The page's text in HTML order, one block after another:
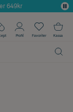
649kr
Profil Favoriter Kassa